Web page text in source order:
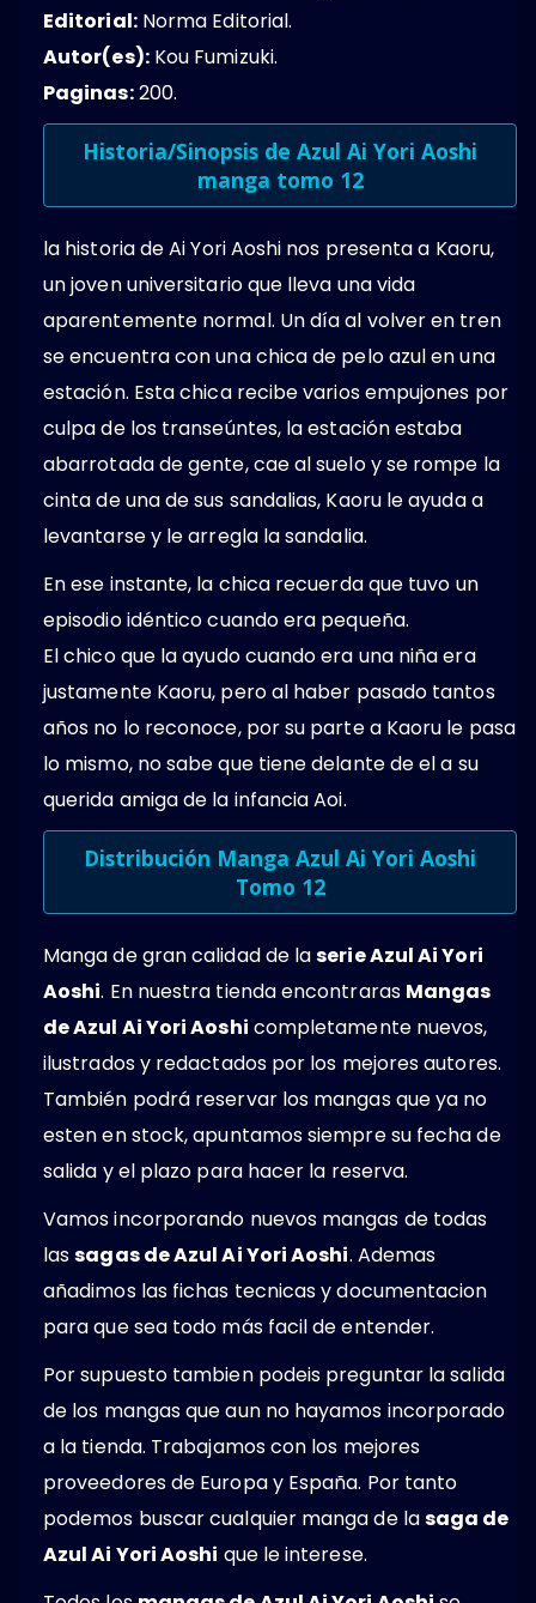
Editorial:Norma Editorial.
Autor(es):Kou Fumizuki.
Paginas:200.
Historia/Sinopsis de Azul Ai Yori Aoshi
manga tomo 12
la historia de Ai Yori Aoshi nos presenta a Kaoru,
un joven universitario que lleva una vida
aparentemente normal. Un día al volver en tren
se encuentra con una chica de pelo azul en una
estación. Esta chica recibe varios empujones por
culpa de los transeúntes, la estación estaba
abarrotada de gente, cae al suelo y se rompe la
cinta de una de sus sandalias, Kaoru le ayuda a
levantarse y le arregla la sandalia.
En ese instante, la chica recuerda que tuvo un
episodio idéntico cuando era pequeña.
El chico que la ayudo cuando era una niña era
justamente Kaoru, pero al haber pasado tantos
años no lo reconoce, por su parte a Kaoru le pasa
lo mismo, no sabe que tiene delante de el a su
querida amiga de la infancia Aoi.
Distribución Manga Azul Ai Yori Aoshi
Tomo 12
Manga de gran calidad de laserie Azul Ai Yori
Aoshi. En nuestra tienda encontraras Mangas
de Azul Ai Yori Aoshi completamente nuevos,
ilustrados y redactados por los mejores autores.
También podrá reservar los mangas que ya no
esten en stock, apuntamos siempre su fecha de
salida y el plazo para hacer la reserva.
Vamos incorporando nuevos mangas de todas
lassagas de Azul Ai Yori Aoshi. Ademas
añadimos las fichas tecnicas y documentacion
para que sea todo más facil de entender.
Por supuesto tambien podeis preguntar la salida
de los mangas que aun no hayamos incorporado
a la tienda. Trabajamos con los mejores
proveedores de Europa y España. Por tanto
podemos buscar cualquier manga de lasaga de
Azul Ai Yori Aoshi que le interese.